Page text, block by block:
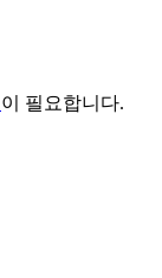
이 필요합니다.